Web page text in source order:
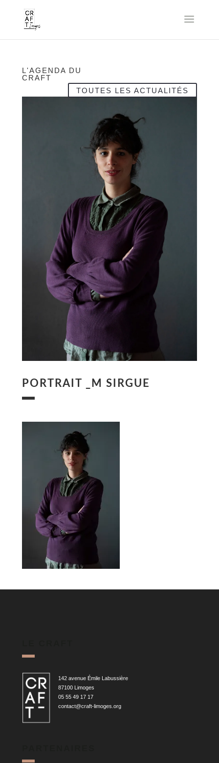
L'AGENDA DU
CRAFT
TOUTES LES ACTUALITÉS
PORTRAIT _M SIRGUE
142 avenue Émile Labussière
87100 Limoges
05 55 49 17 17
contact@craft-limoges.org